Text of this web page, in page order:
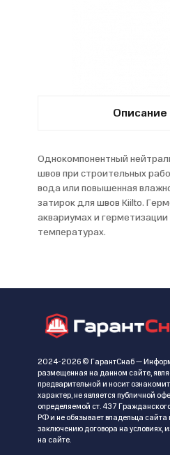
Описание
Однокомпонентный
швов при строительных
вода или повышенная
затирок для швов Kiilto.
аквариумах и
температурах.
2024-2026 © ГарантСнаб —
размещенная на данном сайте,
предварительной и носит
характер, не является публичной
определяемой ст. 437
РФ и не обязывает владельца сайта
заключению договора на условиях,
на сайте.